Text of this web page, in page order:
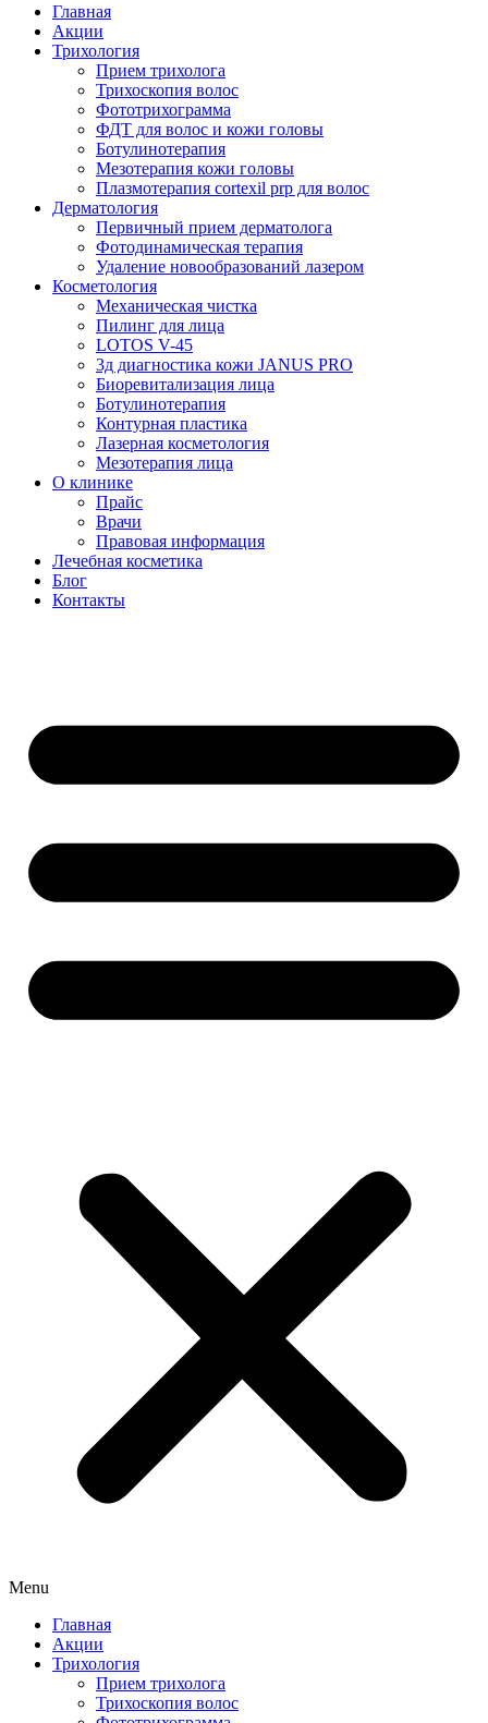
Главная
Акции
Трихология
Прием трихолога
Трихоскопия волос
Фототрихограмма
ФДТ для волос и кожи головы
Ботулинотерапия
Мезотерапия кожи головы
Плазмотерапия cortexil prp для волос
Дерматология
Первичный прием дерматолога
Фотодинамическая терапия
Удаление новообразований лазером
Косметология
Механическая чистка
Пилинг для лица
LOTOS V-45
3д диагностика кожи JANUS PRO
Биоревитализация лица
Ботулинотерапия
Контурная пластика
Лазерная косметология
Мезотерапия лица
О клинике
Прайс
Врачи
Правовая информация
Лечебная косметика
Блог
Контакты
Menu
Главная
Акции
Трихология
Прием трихолога
Трихоскопия волос